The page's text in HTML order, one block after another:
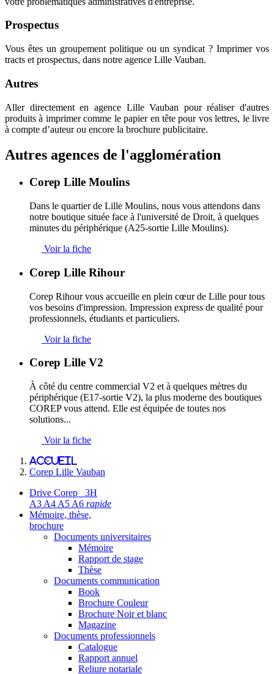
Prospectus
Vous êtes un groupement politique ou un syndicat ? Imprimer vos
tracts et prospectus, dans notre agence Lille Vauban.
Autres
Aller directement en agence Lille Vauban pour réaliser d'autres
produits à imprimer comme le papier en tête pour vos lettres, le livre
à compte d’auteur ou encore la brochure publicitaire.
Autres agences de l'agglomération
Corep Lille Moulins
Dans le quartier de Lille Moulins, nous vous attendons dans
notre boutique située face à l'université de Droit, à quelques
minutes du périphérique (A25-sortie Lille Moulins).
Voir la fiche
Corep Lille Rihour
Corep Rihour vous accueille en plein cœur de Lille pour tous
vos besoins d'impression. Impression express de qualité pour
professionnels, étudiants et particuliers.
Voir la fiche
Corep Lille V2
À côté du centre commercial V2 et à quelques mètres du
périphérique (E17-sortie V2), la plus moderne des boutiques
COREP vous attend. Elle est équipée de toutes nos
solutions...
Voir la fiche
Accueil
>
Corep Lille Vauban
Drive Corep 3H
A3 A4 A5 A6 rapide
Mémoire, thèse,
brochure
Documents universitaires
Mémoire
Rapport de stage
Thèse
Documents communication
Book
Brochure Couleur
Brochure Noir et blanc
Magazine
Documents professionnels
Catalogue
Rapport annuel
Reliure notariale